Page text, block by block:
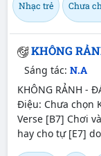
Nhạc trẻ Chưa
KHÔNG
Sáng tác: N.A
KHÔNG RẢNH -
Điệu: Chưa chọn
Verse [B7] Chơi
hay cho tự [E7]